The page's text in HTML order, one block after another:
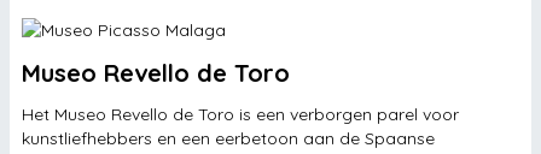
Museo Revello de Toro
Het Museo Revello de Toro is een verborgen parel voor
kunstliefhebbers en een eerbetoon aan de Spaanse